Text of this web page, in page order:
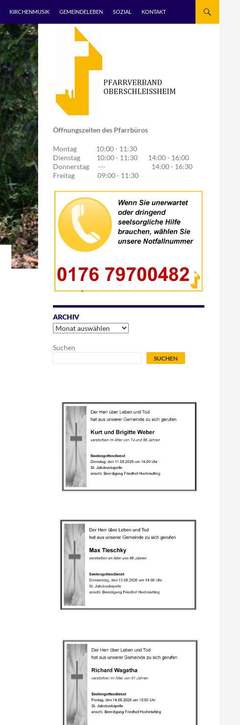
KIRCHENMUSIK GEMEINDELEBEN SOZIAL KONTAKT
Öffnungszeiten des Pfarrbüros
Montag 10:00 - 11:30
Dienstag 10:00 - 11:30 14:00 - 16:00
Donnerstag --- 14:00 - 16:30
Freitag 09:00 - 11:30
ARCHIV
Archiv
Suchen
SUCHEN